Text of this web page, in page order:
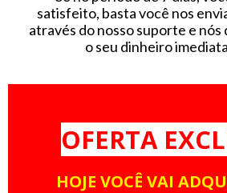
satisfeito, basta você nos
através do nosso suporte e
o seu dinheiro
OFERTA
HOJE VOCÊ VAI